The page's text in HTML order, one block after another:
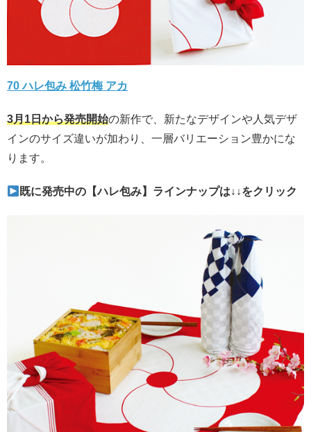
70 ハレ包み 松竹梅 アカ
3月1日から発売開始の新作で、新たなデザインや人気デザ
インのサイズ違いが加わり、一層バリエーション豊かにな
ります。
既に発売中の【ハレ包み】ラインナップは↓↓をクリック